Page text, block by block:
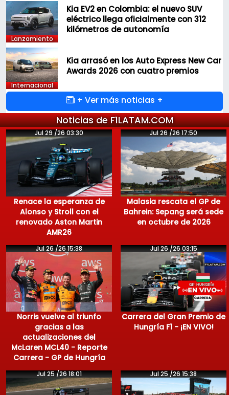
Lanzamiento
Kia EV2 en Colombia: el nuevo SUV
eléctrico llega oficialmente con 312
kilómetros de autonomía
Internacional
Kia arrasó en los Auto Express New Car
Awards 2026 con cuatro premios
+ Ver más noticias +
Noticias de F1LATAM.COM
Jul 29 /26 03:30
Renace la esperanza de
Alonso y Stroll con el
renovado Aston Martin
AMR26
Jul 26 /26 17:50
Malasia rescata el GP de
Bahrein: Sepang será sede
en octubre de 2026
Jul 26 /26 15:38
Norris vuelve al triunfo
gracias a las
actualizaciones del
McLaren MCL40 - Reporte
Carrera - GP de Hungría
Jul 26 /26 03:15
Carrera del Gran Premio de
Hungría F1 - ¡EN VIVO!
Jul 25 /26 18:01 Jul 25 /26 15:38